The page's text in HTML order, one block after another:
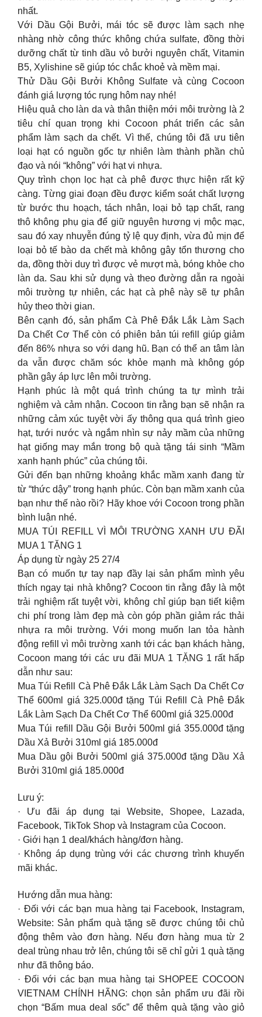
nhất.
Với Dầu Gội Bưởi, mái tóc sẽ được làm sạch nhẹ
nhàng nhờ công thức không chứa sulfate, đồng thời
dưỡng chất từ tinh dầu vỏ bưởi nguyên chất, Vitamin
B5, Xylishine sẽ giúp tóc chắc khoẻ và mềm mại.
Thử Dầu Gội Bưởi Không Sulfate và cùng Cocoon
đánh giá lượng tóc rụng hôm nay nhé!
Hiệu quả cho làn da và thân thiện mới môi trường là 2
tiêu chí quan trọng khi Cocoon phát triển các sản
phẩm làm sạch da chết. Vì thế, chúng tôi đã ưu tiên
loại hạt có nguồn gốc tự nhiên làm thành phần chủ
đạo và nói “không” với hạt vi nhựa.
Quy trình chọn lọc hạt cà phê được thực hiện rất kỹ
càng. Từng giai đoạn đều được kiểm soát chất lượng
từ bước thu hoạch, tách nhân, loại bỏ tạp chất, rang
thô không phụ gia để giữ nguyên hương vị mộc mạc,
sau đó xay nhuyễn đúng tỷ lệ quy định, vừa đủ mịn để
loại bỏ tế bào da chết mà không gây tổn thương cho
da, đồng thời duy trì được vẻ mượt mà, bóng khỏe cho
làn da. Sau khi sử dụng và theo đường dẫn ra ngoài
môi trường tự nhiên, các hạt cà phê này sẽ tự phân
hủy theo thời gian.
Bên cạnh đó, sản phẩm Cà Phê Đắk Lắk Làm Sạch
Da Chết Cơ Thể còn có phiên bản túi refill giúp giảm
đến 86% nhựa so với dạng hũ. Bạn có thể an tâm làn
da vẫn được chăm sóc khỏe mạnh mà không góp
phần gây áp lực lên môi trường.
Hạnh phúc là một quá trình chúng ta tự mình trải
nghiệm và cảm nhận. Cocoon tin rằng bạn sẽ nhận ra
những cảm xúc tuyệt vời ấy thông qua quá trình gieo
hạt, tưới nước và ngắm nhìn sự nảy mầm của những
hạt giống may mắn trong bộ quà tặng tái sinh “Mầm
xanh hạnh phúc” của chúng tôi.
Gửi đến bạn những khoảng khắc mầm xanh đang từ
từ “thức dậy” trong hạnh phúc. Còn bạn mầm xanh của
bạn như thế nào rồi? Hãy khoe với Cocoon trong phần
bình luận nhé.
MUA TÚI REFILL VÌ MÔI TRƯỜNG XANH ƯU ĐÃI
MUA 1 TẶNG 1
Áp dụng từ ngày 25 27/4
Bạn có muốn tự tay nạp đầy lại sản phẩm mình yêu
thích ngay tại nhà không? Cocoon tin rằng đây là một
trải nghiệm rất tuyệt vời, không chỉ giúp bạn tiết kiệm
chi phí trong làm đẹp mà còn góp phần giảm rác thải
nhựa ra môi trường. Với mong muốn lan tỏa hành
động refill vì môi trường xanh tới các bạn khách hàng,
Cocoon mang tới các ưu đãi MUA 1 TẶNG 1 rất hấp
dẫn như sau:
Mua Túi Refill Cà Phê Đắk Lắk Làm Sạch Da Chết Cơ
Thể 600ml giá 325.000đ tặng Túi Refill Cà Phê Đắk
Lắk Làm Sạch Da Chết Cơ Thể 600ml giá 325.000đ
Mua Túi refill Dầu Gội Bưởi 500ml giá 355.000đ tặng
Dầu Xả Bưởi 310ml giá 185.000đ
Mua Dầu gội Bưởi 500ml giá 375.000đ tặng Dầu Xả
Bưởi 310ml giá 185.000đ
Lưu ý:
· Ưu đãi áp dụng tại Website, Shopee, Lazada,
Facebook, TikTok Shop và Instagram của Cocoon.
· Giới hạn 1 deal/khách hàng/đơn hàng.
· Không áp dụng trùng với các chương trình khuyến
mãi khác.
Hướng dẫn mua hàng:
· Đối với các bạn mua hàng tại Facebook, Instagram,
Website: Sản phẩm quà tặng sẽ được chúng tôi chủ
động thêm vào đơn hàng. Nếu đơn hàng mua từ 2
deal trùng nhau trở lên, chúng tôi sẽ chỉ gửi 1 quà tặng
như đã thông báo.
· Đối với các bạn mua hàng tại SHOPEE COCOON
VIETNAM CHÍNH HÃNG: chọn sản phẩm ưu đãi rồi
chọn “Bấm mua deal sốc” để thêm quà tặng vào giỏ